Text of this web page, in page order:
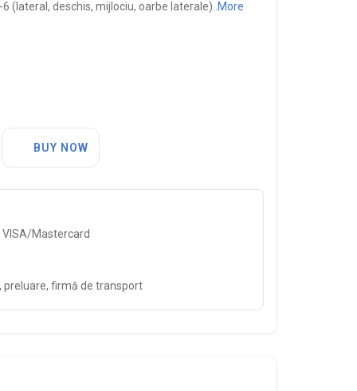
(lateral, deschis, mijlociu, oarbe laterale).. More
BUY NOW
Mastercard
preluare, firmă de transport